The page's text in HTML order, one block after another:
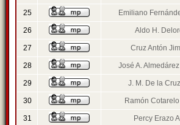
25 Emiliano
26 Aldo H.
27 Cruz Antón
28 José A.
29 J. M. De la
30 Ramón
31 Percy Erazo